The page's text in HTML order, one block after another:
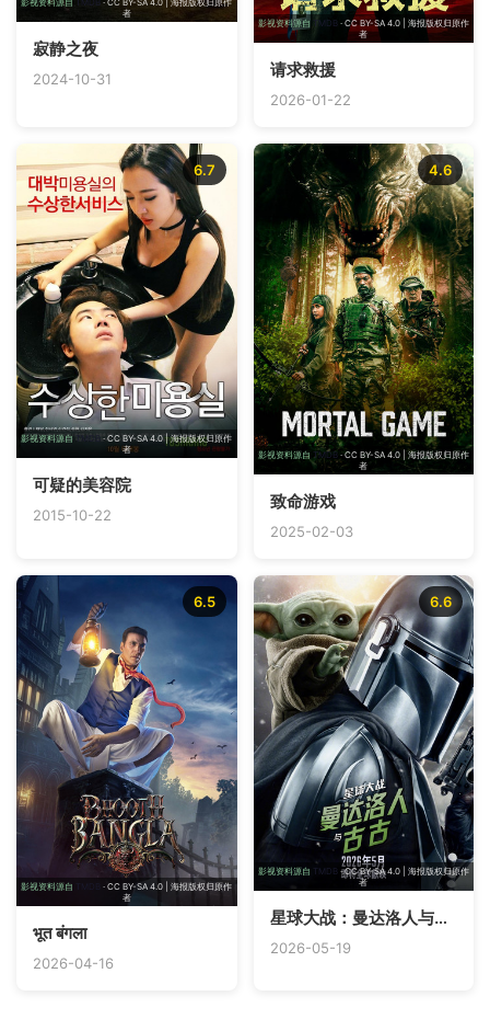
影视资料源自 TMDB · CC BY-SA 4.0 | 海报版权归原作
者
寂静之夜
2024-10-31
影视资料源自 TMDB· CC BY-SA 4.0 | 海报版权归原作
者
请求救援
2026-01-22
影视资料源自TMDB · CC BY-SA 4.0 | 海报版权归原作
者
6.7
可疑的美容院
2015-10-22
影视资料源自 TMDB· CC BY-SA 4.0 | 海报版权归原作
者
4.6
致命游戏
2025-02-03
影视资料源自 TMDB
· CC BY-SA 4.0 | 海报版权归原作
者
6.5
भूत बंगला
2026-04-16
影视资料源自 TMDB· CC BY-SA 4.0 | 海报版权归原作
者
6.6
星球大战：曼达洛人与古古
2026-05-19